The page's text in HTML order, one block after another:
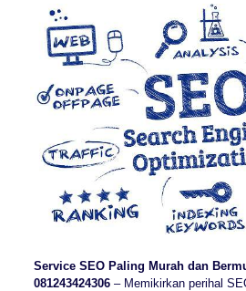
Service SEO Paling Murah dan
081243424306– Memikirkan perihal